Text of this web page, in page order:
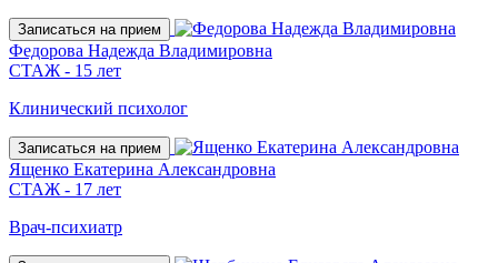
Записаться на прием
Федорова Надежда Владимировна
СТАЖ - 15 лет
Клинический психолог
Записаться на прием
Ященко Екатерина Александровна
СТАЖ - 17 лет
Врач-психиатр